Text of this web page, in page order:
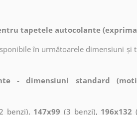
tapetele autocolante
în următoarele dimensiuni
- dimensiuni standard
benzi), 147x99 (3 benzi), 196x132